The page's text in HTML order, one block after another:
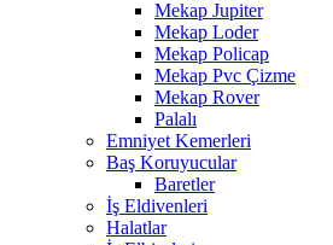
Mekap Jupiter
Mekap Loder
Mekap Policap
Mekap Pvc Çizme
Mekap Rover
Palalı
Emniyet Kemerleri
Baş Koruyucular
Baretler
İş Eldivenleri
Halatlar